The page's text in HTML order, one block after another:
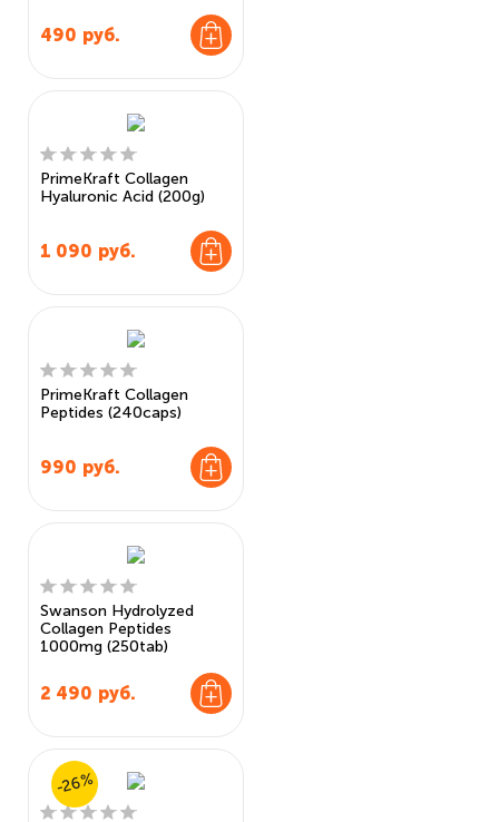
490 руб.
PrimeKraft Collagen
Hyaluronic Acid (200g)
1 090 руб.
PrimeKraft Collagen
Peptides (240caps)
990 руб.
Swanson Hydrolyzed
Collagen Peptides
1000mg (250tab)
2 490 руб.
-26%